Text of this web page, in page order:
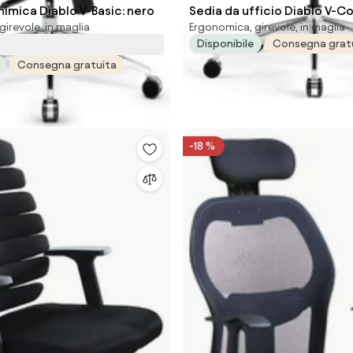
Diablo V-Basic: nero
in maglia
Consegna gratuita
Sedia da ufficio Diablo V-
Nero-Nero
Ergonomica, girevole, in maglia
Disponibile
Consegna
-18 %